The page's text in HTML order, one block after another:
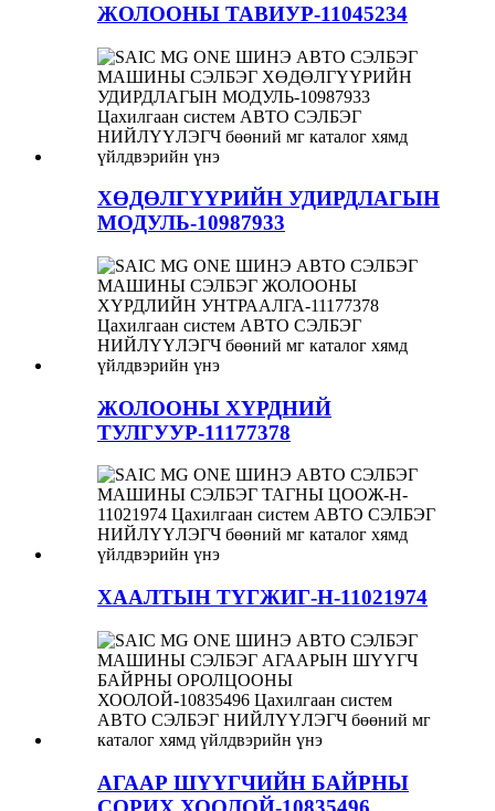
ЖОЛООНЫ ТАВИУР-11045234
ХӨДӨЛГҮҮРИЙН УДИРДЛАГЫН
МОДУЛЬ-10987933
ЖОЛООНЫ ХҮРДНИЙ
ТУЛГУУР-11177378
ХААЛТЫН ТҮГЖИГ-H-11021974
АГААР ШҮҮГЧИЙН БАЙРНЫ